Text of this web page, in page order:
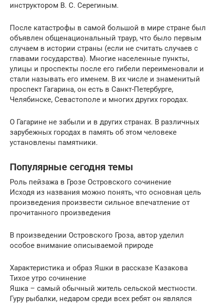
инструктором В. С. Серегиным.
После катастрофы в самой большой в мире стране был
объявлен общенациональный траур, что было первым
случаем в истории страны (если не считать случаев с
главами государства). Многие населенные пункты,
улицы и проспекты после его гибели переименовали и
стали называть его именем. В их числе и знаменитый
проспект Гагарина, он есть в Санкт-Петербурге,
Челябинске, Севастополе и многих других городах.
О Гагарине не забыли и в других странах. В различных
зарубежных городах в память об этом человеке
установлены памятники.
Популярные сегодня темы
Роль пейзажа в Грозе Островского сочинение
Исходя из названия можно понять, что основная цель
произведения произвести сильное впечатление от
прочитанного произведения
В произведении Островского Гроза, автор уделил
особое внимание описываемой природе
Характеристика и образ Яшки в рассказе Казакова
Тихое утро сочинение
Яшка – самый обычный житель сельской местности.
Гуру рыбалки, недаром среди всех ребят он являлся